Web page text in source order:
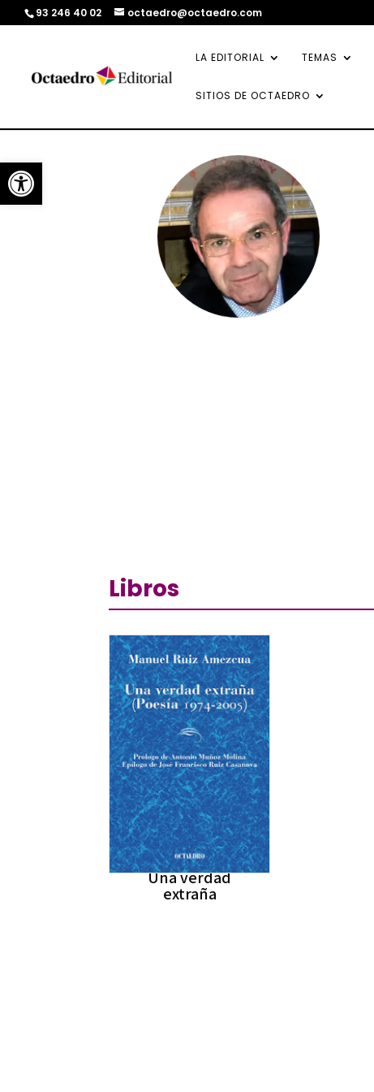
Abrir barra de herramientas
93 246 40 02 octaedro@octaedro.com
LA EDITORIAL TEMAS
SITIOS DE OCTAEDRO
Libros
Una verdad
extraña